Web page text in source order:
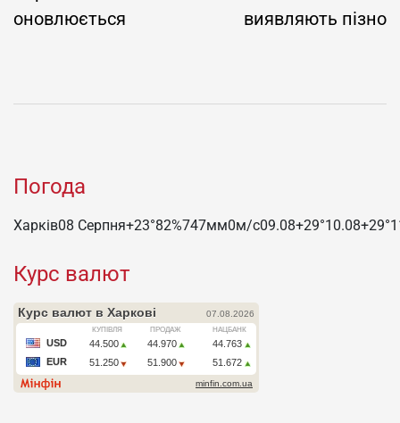
оновлюється
виявляють пізно
Погода
Харків08 Серпня+23°82%747мм0м/c09.08+29°10.08+29°
Курс валют